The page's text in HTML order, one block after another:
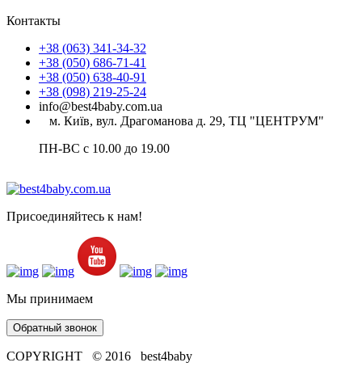
Контакты
+38 (063) 341-34-32
+38 (050) 686-71-41
+38 (050) 638-40-91
+38 (098) 219-25-24
info@best4baby.com.ua
м. Київ, вул. Драгоманова д. 29, ТЦ "ЦЕНТРУМ"
ПН-ВС с 10.00 до 19.00
Присоединяйтесь к нам!
Мы принимаем
Обратный звонок
COPYRIGHT © 2016 best4baby